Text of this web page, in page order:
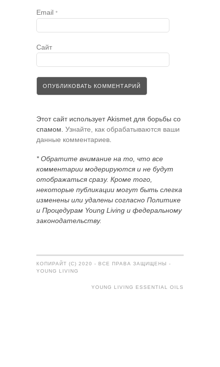
Email *
Сайт
Этот сайт использует Akismet для борьбы со
спамом. Узнайте, как обрабатываются ваши
данные комментариев.
* Обратите внимание на то, что все
комментарии модерируются и не будут
отображаться сразу. Кроме того,
некоторые публикации могут быть слегка
изменены или удалены согласно Политике
и Процедурам Young Living и федеральному
законодательству.
КОПИРАЙТ (C) 2020 - ВСЕ ПРАВА ЗАЩИЩЕНЫ -
YOUNG LIVING
YOUNG LIVING ESSENTIAL OILS